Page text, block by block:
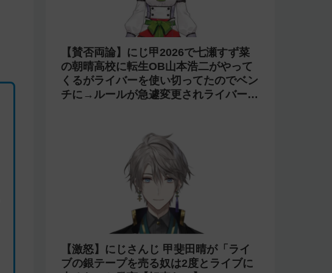
【賛否両論】にじ甲2026で七瀬すず菜
の朝晴高校に転生OB山本浩二がやって
くるがライバーを使い切ってたのでベン
チに→ルールが急遽変更されライバーの
【激怒】にじさんじ 甲斐田晴が「ライ
ブの銀テープを売る奴は2度とライブに